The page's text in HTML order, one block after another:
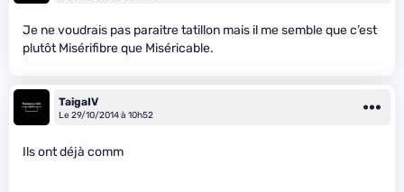
Je ne voudrais pas paraitre tatillon mais il me semble que c’est
plutôt Misérifibre que Miséricable.
TaigaIV
Le 29/10/2014 à 10h52
Ils ont déjà comm